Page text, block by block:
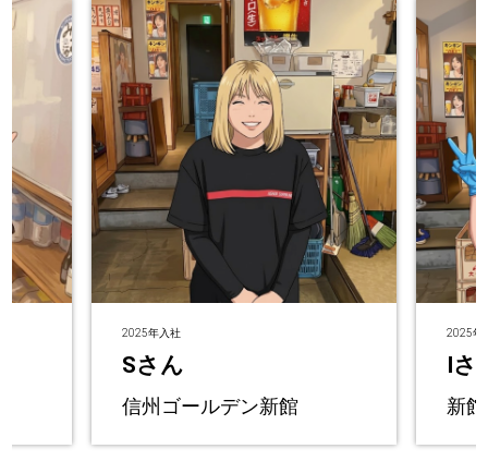
2025年入社
Sさん
信州ゴールデン新館
2025年
Iさ
新館